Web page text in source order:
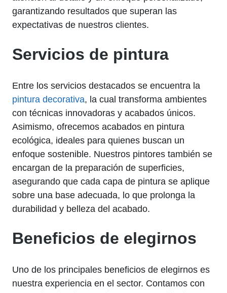
garantizando resultados que superan las
expectativas de nuestros clientes.
Servicios de pintura
Entre los servicios destacados se encuentra la
pintura decorativa, la cual transforma ambientes
con técnicas innovadoras y acabados únicos.
Asimismo, ofrecemos acabados en pintura
ecológica, ideales para quienes buscan un
enfoque sostenible. Nuestros pintores también se
encargan de la preparación de superficies,
asegurando que cada capa de pintura se aplique
sobre una base adecuada, lo que prolonga la
durabilidad y belleza del acabado.
Beneficios de elegirnos
Uno de los principales beneficios de elegirnos es
nuestra experiencia en el sector. Contamos con